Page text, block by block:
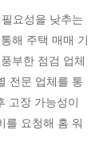
요성을 낮추는
해 주택 매매 기
부한 점검 업체
전문 업체를 통
고장 가능성이
를 요청해 홈 워